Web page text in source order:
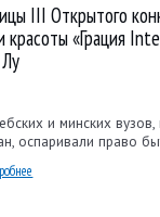
III Открытого
красоты «Грация
и минских вузов,
оспаривали право